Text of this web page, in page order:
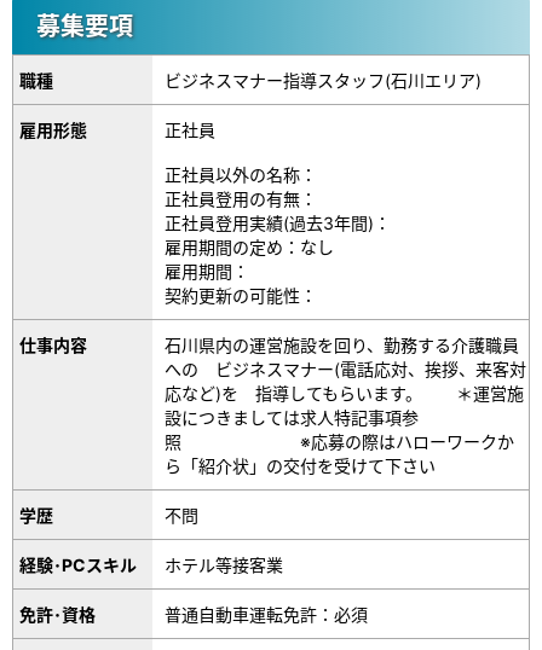
募集要項
職種 ビジネスマナー指導スタッフ(石川エリア)
雇用形態 正社員
正社員以外の名称：
正社員登用の有無：
正社員登用実績(過去3年間)：
雇用期間の定め：なし
雇用期間：
契約更新の可能性：
仕事内容
石川県内の運営施設を回り、勤務する介護職員
への ビジネスマナー(電話応対、挨拶、来客対
応など)を 指導してもらいます。 ＊運営施
設につきましては求人特記事項参
照 ※応募の際はハローワークか
ら「紹介状」の交付を受けて下さい
学歴 不問
経験･PCスキル ホテル等接客業
免許･資格 普通自動車運転免許：必須